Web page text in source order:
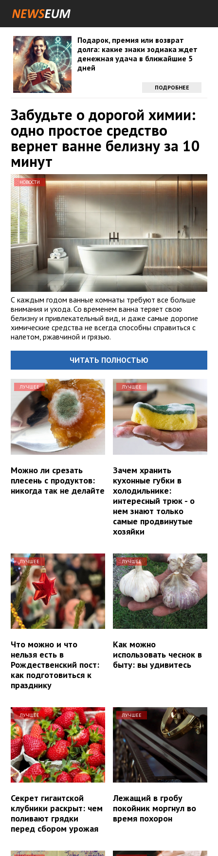
Подарок, премия или возврат
долга: какие знаки зодиака ждет
денежная удача в ближайшие 5
дней
ПОДРОБНЕЕ
Забудьте о дорогой химии:
одно простое средство
вернет ванне белизну за 10
минут
НОВОСТИ
С каждым годом ванные комнаты требуют все больше
внимания и ухода. Со временем ванна теряет свою
белизну и привлекательный вид, и даже самые дорогие
химические средства не всегда способны справиться с
налетом, ржавчиной и грязью.
ЧИТАТЬ ПОЛНОСТЬЮ
ЛУЧШЕЕ
Можно ли срезать
плесень с продуктов:
никогда так не делайте
ЛУЧШЕЕ
Зачем хранить
кухонные губки в
холодильнике:
интересный трюк - о
нем знают только
самые продвинутые
хозяйки
ЛУЧШЕЕ
Что можно и что
нельзя есть в
Рождественский пост:
как подготовиться к
празднику
ЛУЧШЕЕ
Как можно
использовать чеснок в
быту: вы удивитесь
ЛУЧШЕЕ
Секрет гигантской
клубники раскрыт: чем
поливают грядки
перед сбором урожая
ЛУЧШЕЕ
Лежащий в гробу
покойник моргнул во
время похорон